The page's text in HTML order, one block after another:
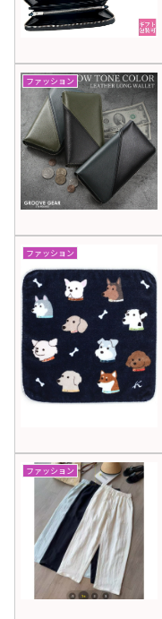
関連記事
ファッション
ファッション
ファッション